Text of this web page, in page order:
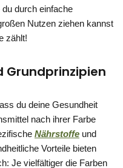
durch einfache
Nutzen ziehen kannst
zählt!
Grundprinzipien
du deine Gesundheit
nach ihrer Farbe
Nährstoffe und
Vorteile bieten
Je vielfältiger die Farben